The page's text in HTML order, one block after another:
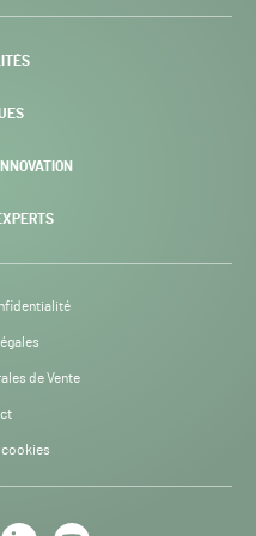
de Vente
cookies